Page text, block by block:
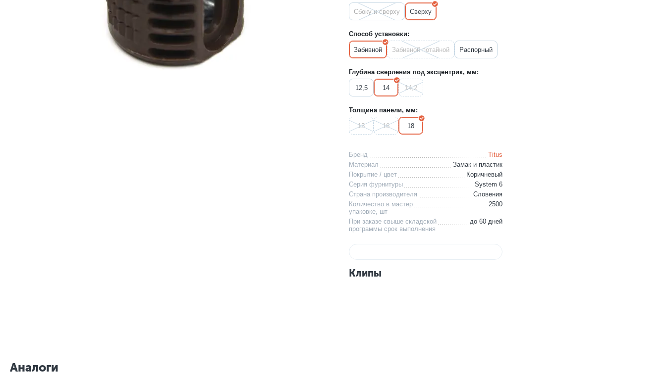
Сбоку и сверху Сверху
Способ установки:
Забивной Забивной потайной Распорный
Глубина сверления под эксцентрик, мм:
12,5 14 14,2
Толщина панели, мм:
15 16 18
Бренд
Titus
Материал
Замак и пластик
Покрытие / цвет
Коричневый
Серия фурнитуры
System 6
Страна производителя
Словения
Количество в мастер
упаковке, шт
2500
При заказе свыше складской
программы срок выполнения
до 60 дней
Клипы
Аналоги